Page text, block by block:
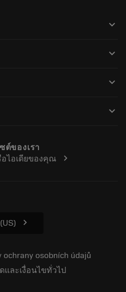
keyboard_arrow_down
keyboard_arrow_down
keyboard_arrow_down
keyboard_arrow_down
ต์ของเรา
ไอเดียของคุณ
chevron_right
chevron_right
ochrany osobních údajů
ละเงื่อนไขทั่วไป